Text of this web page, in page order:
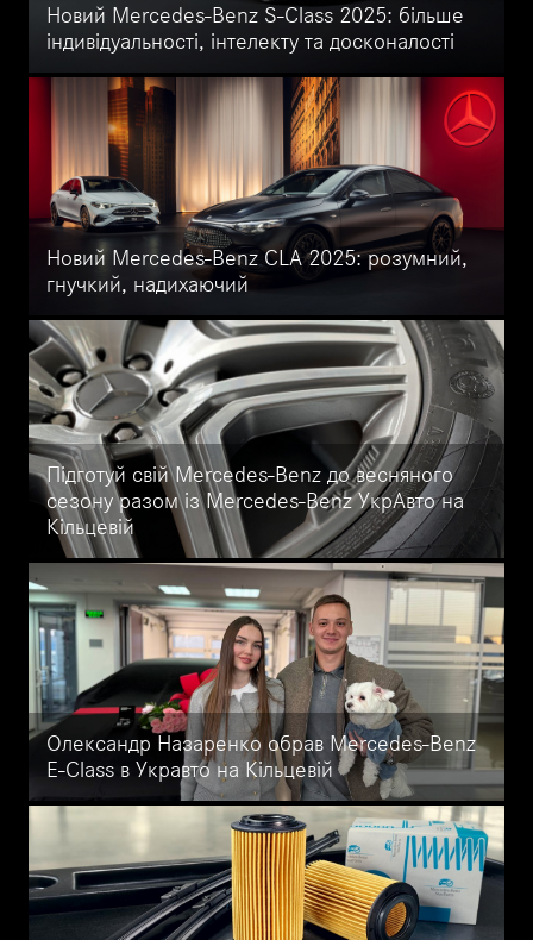
Новий Mercedes-Benz S-Class 2025: більше
індивідуальності, інтелекту та досконалості
Офіційний дилер Mercedes-Benz Укравто на Кільцевій: новий S-
Class 2025 з DRIVE PILOT, MANUFAKTUR і MBUX. Повна
індивідуалізація, інтелектуальні технології, ексклюзивні
комплектації — усі подробиці на сторінці.
Новий Mercedes-Benz CLA 2025: розумний,
гнучкий, надихаючий
Новий Mercedes-Benz CLA 2025 вже скоро в Укравто на
Кільцевій: гібрид та електроверсія, до 792 км ходу, MB.OS,
MBUX, Google Maps і MB.DRIVE — подробиці в статті.
Підготуй свій Mercedes-Benz до весняного
сезону разом із Mercedes-Benz УкрАвто на
Кільцевій
Комплексна весняна перевірка Mercedes-Benz в офіційному
сервісі УкрАвто на Кільцевій: шиномонтаж, діагностика ходової,
розвал-сходження, оригінальні комплектуючі, сертифіковані
спеціалісти.
Олександр Назаренко обрав Mercedes-Benz
E-Class в Укравто на Кільцевій
Футболіст Олександр Назаренко з клубу Полісся обрав
Mercedes-Benz E-Class в Укравто на Кільцевій. Офіційний дилер
Mercedes-Benz в Україні — вибір успішних людей.